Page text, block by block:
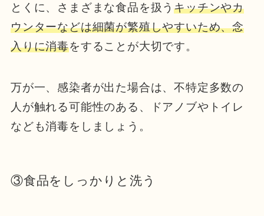
とくに、さまざまな食品を扱うキッチンやカ
ウンターなどは細菌が繁殖しやすいため、念
入りに消毒をすることが大切です。
万が一、感染者が出た場合は、不特定多数の
人が触れる可能性のある、ドアノブやトイレ
なども消毒をしましょう。
③食品をしっかりと洗う